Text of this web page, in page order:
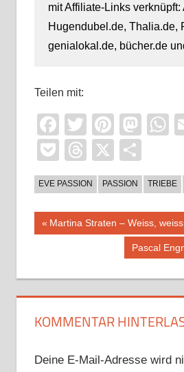
mit Affiliate-Links verknüpft:
Hugendubel.de, Thalia.de,
genialokal.de, bücher.de
Teilen mit:
Facebook
Twitter
PocketThreads
X
EVE PASSION PASSION TRIEBE
Vorheriger
Martina Straten – Weiss,
Nächster
Pascal
KOMMENTAR
Deine E-Mail-Adresse wird